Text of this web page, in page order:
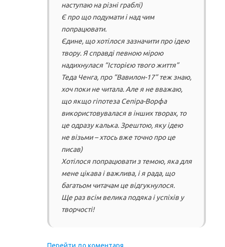
наступаю на різні граблі)
Є про що подумати і над чим
попрацювати.
Єдине, що хотілося зазначити про ідею
твору. Я справді певною мірою
надихнулася “Історією твого життя”
Теда Ченга, про “Вавилон-17” теж знаю,
хоч поки не читала. Але я не вважаю,
що якщо гіпотеза Сепіра-Ворфа
використовувалася в інших творах, то
це одразу калька. Зрештою, яку ідею
не візьми – хтось вже точно про це
писав)
Хотілося попрацювати з темою, яка для
мене цікава і важлива, і я рада, що
багатьом читачам це відгукнулося.
Ще раз всім велика подяка і успіхів у
творчості!